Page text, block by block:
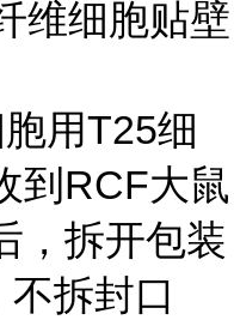
维细胞贴壁
用T25细
到RCF大鼠
，拆开包装
拆封口